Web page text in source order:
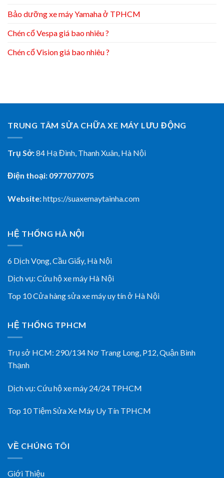
Bảo dưỡng xe máy Yamaha ở TPHCM
Chén cổ Vespa giá bao nhiêu ?
Chén cổ Vision giá bao nhiêu ?
TRUNG TÂM SỬA CHỮA XE MÁY LƯU ĐỘNG
Trụ Sở:84 Hạ Đình, Thanh Xuân, Hà Nội
Điện thoại: 0977077075
Website:https://suaxemaytainha.com
HỆ THỐNG HÀ NỘI
6 Dịch Vọng, Cầu Giấy, Hà Nội
Dịch vụ: Cứu hộ xe máy Hà Nội
Top 10 Cửa hàng sửa xe máy uy tín ở Hà Nội
HỆ THỐNG TPHCM
Trụ sở HCM: 290/134 Nơ Trang Long, P12, Quận Bình
Thạnh
Dịch vụ: Cứu hộ xe máy 24/24 TPHCM
Top 10 Tiệm Sửa Xe Máy Uy Tín TPHCM
VỀ CHÚNG TÔI
Giới Thiệu